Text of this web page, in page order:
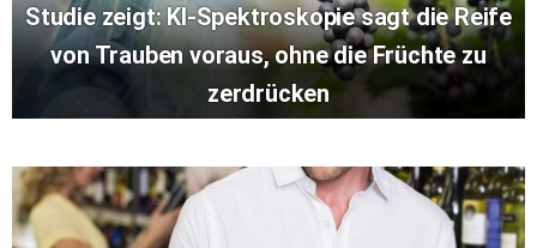
Studie zeigt: KI-Spektroskopie sagt die Reife
von Trauben voraus, ohne die Früchte zu
zerdrücken